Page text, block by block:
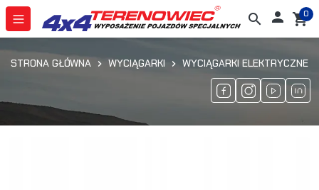
search  shopping_cart
0
STRONA GŁÓWNA WYCIĄGARKI WYCIĄGARKI ELEKTRYCZNE